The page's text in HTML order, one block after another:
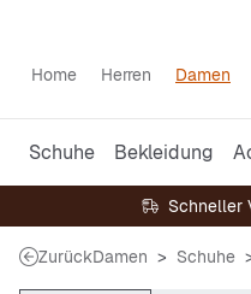
Home Herren Damen
Schuhe Bekleidung
Schneller
ZurückDamen Schuhe